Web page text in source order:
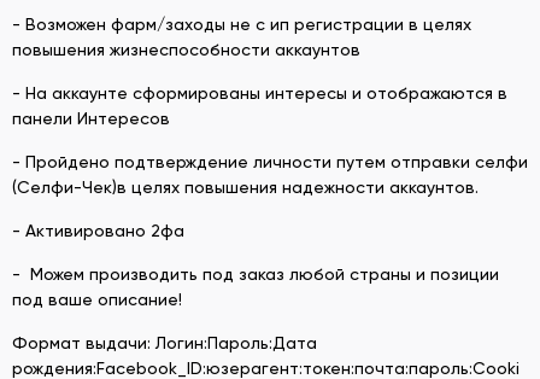
- Возможен фарм/заходы не с ип регистрации в целях
повышения жизнеспособности аккаунтов
- На аккаунте сформированы интересы и отображаются в
панели Интересов
- Пройдено подтверждение личности путем отправки селфи
(Селфи-Чек)в целях повышения надежности аккаунтов.
- Активировано 2фа
- Можем производить под заказ любой страны и позиции
под ваше описание!
Формат выдачи: Логин:Пароль:Дата
рождения:Facebook_ID:юзерагент:токен:почта:пароль:Cooki